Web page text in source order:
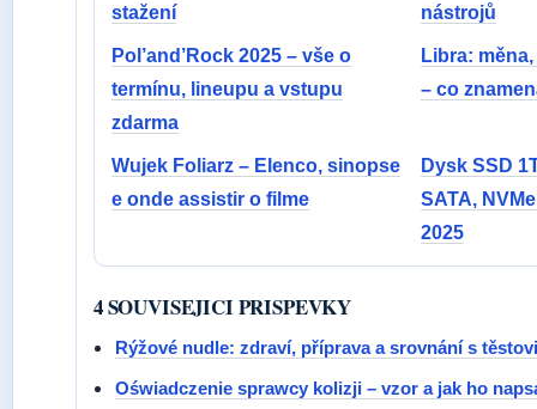
stažení
nástrojů
Pol’and’Rock 2025 – vše o
termínu, lineupu a vstupu
zdarma
Libra:
– co
Wujek Foliarz – Elenco, sinopse
e onde assistir o filme
Dysk SSD
SATA,
2025
4 SOUVISEJICI PRISPEVKY
Rýžové nudle: zdraví, příprava a srovnání s
Oświadczenie sprawcy kolizji – vzor a jak ho